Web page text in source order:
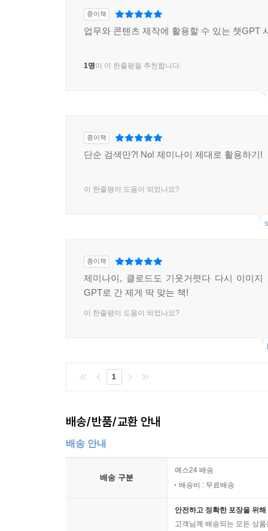
05 이미지 밝기와 채도 조정하기
색 보정으로 완성하는 선명한 이미지
알아두기·효율적인 이미지 보정 순서
창업을 위한 브랜드 아이덴티티(BI) 만들기
로고 간판 생성하기
로고를 이용하여 홍보물 생성하기
레시피 이미지 추가하기
포장과 연출 이미지 생성하기
알아두기·음식 사진만으로 레시피 알아내기
08 내 일상 사진으로 캐리커처 만들기
09 실전! 브랜드 기획부터 디자인 제작까지
10 프레젠테이션을 위한 슬라이드 디자인하기
프레젠테이션 슬라이드 구성하기
슬라이드 레이아웃과 이미지 생성하기
종이책
업무와 콘텐츠 제작에 활용할 수 있는 챗GPT
1명이 이 한줄평을 추천합니다.
종이책
단순 검색만?! No! 제미나이 제대로 활용하기!
이 한줄평이 도움이 되었나요?
종이책
제미나이, 클로드도 기웃거렷다 다시 이미지
GPT로 간 제게 딱 맞는 책!
이 한줄평이 도움이 되었나요?
1
배송/반품/교환 안내
배송 안내
배송 구분
예스24 배송
배송비 : 무료배송
안전하고 정확한 포장을 위
고객님께 배송되는 모든 상